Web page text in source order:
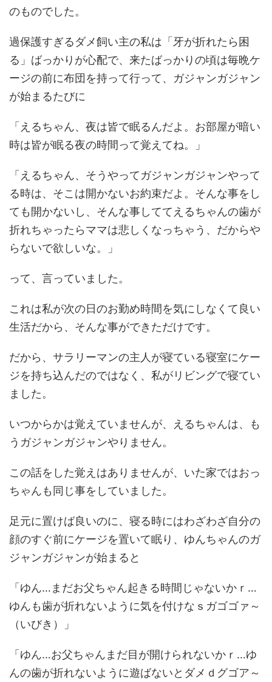
のものでした。
過保護すぎるダメ飼い主の私は「牙が折れたら困
る」ばっかりが心配で、来たばっかりの頃は毎晩ケ
ージの前に布団を持って行って、ガジャンガジャン
が始まるたびに
「えるちゃん、夜は皆で眠るんだよ。お部屋が暗い
時は皆が眠る夜の時間って覚えてね。」
「えるちゃん、そうやってガジャンガジャンやって
る時は、そこは開かないお約束だよ。そんな事をし
ても開かないし、そんな事しててえるちゃんの歯が
折れちゃったらママは悲しくなっちゃう、だからや
らないで欲しいな。」
って、言っていました。
これは私が次の日のお勤め時間を気にしなくて良い
生活だから、そんな事ができただけです。
だから、サラリーマンの主人が寝ている寝室にケー
ジを持ち込んだのではなく、私がリビングで寝てい
ました。
いつからかは覚えていませんが、えるちゃんは、も
うガジャンガジャンやりません。
この話をした覚えはありませんが、いた家ではおっ
ちゃんも同じ事をしていました。
足元に置けば良いのに、寝る時にはわざわざ自分の
顔のすぐ前にケージを置いて眠り、ゆんちゃんのガ
ジャンガジャンが始まると
「ゆん…まだお父ちゃん起きる時間じゃないかｒ…
ゆんも歯が折れないように気を付けなｓガゴゴァ～
（いびき）」
「ゆん…お父ちゃんまだ目が開けられないかｒ…ゆ
んの歯が折れないように遊ばないとダメｄグゴア～